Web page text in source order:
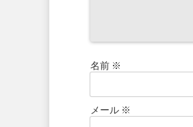
名前 ※
メール ※